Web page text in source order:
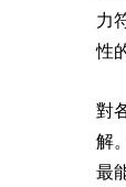
力
性
對
解
最